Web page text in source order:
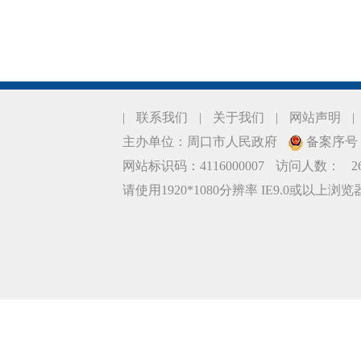
| 联系我们 | 关于我们 | 网站声明
|
主办单位：周口市人民政府
备案序号
网站标识码：4116000007
访问人数：
请使用1920*1080分辨率 IE9.0或以上浏览